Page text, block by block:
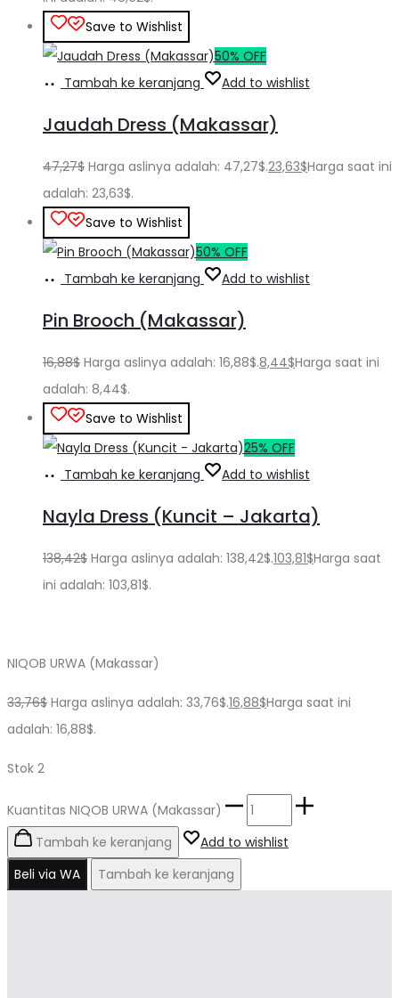
Save to Wishlist
50% OFF
Tambah ke keranjang
Add to wishlist
Jaudah Dress (Makassar)
47,27$ Harga aslinya adalah: 47,27$.23,63$Harga saat ini
adalah: 23,63$.
Save to Wishlist
50% OFF
Tambah ke keranjang
Add to wishlist
Pin Brooch (Makassar)
16,88$ Harga aslinya adalah: 16,88$.8,44$Harga saat ini
adalah: 8,44$.
Save to Wishlist
25% OFF
Tambah ke keranjang
Add to wishlist
Nayla Dress (Kuncit – Jakarta)
138,42$ Harga aslinya adalah: 138,42$.103,81$Harga saat
ini adalah: 103,81$.
NIQOB URWA (Makassar)
33,76$ Harga aslinya adalah: 33,76$.16,88$Harga saat ini
adalah: 16,88$.
Stok 2
Kuantitas NIQOB URWA (Makassar)
Tambah ke keranjang
Add to wishlist
Beli via WA
Tambah ke keranjang